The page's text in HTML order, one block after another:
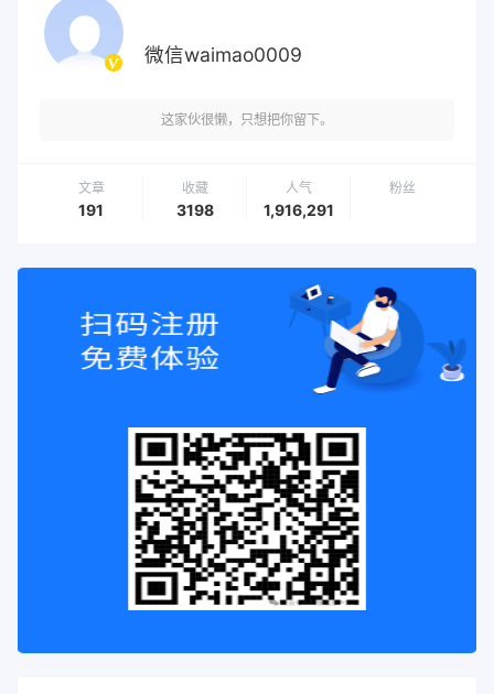
微信waimao0009
这家伙很懒，只想把你留下。
文章
191
收藏
3198
人气
1,916,291
粉丝